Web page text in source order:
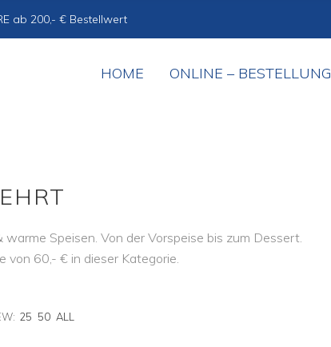
ab 200,- € Bestellwert
HOME ONLINE – BESTELLUNG
Speisen. Von der Vorspeise bis zum Dessert.
von 60,- € in dieser Kategorie.
25 50 ALL